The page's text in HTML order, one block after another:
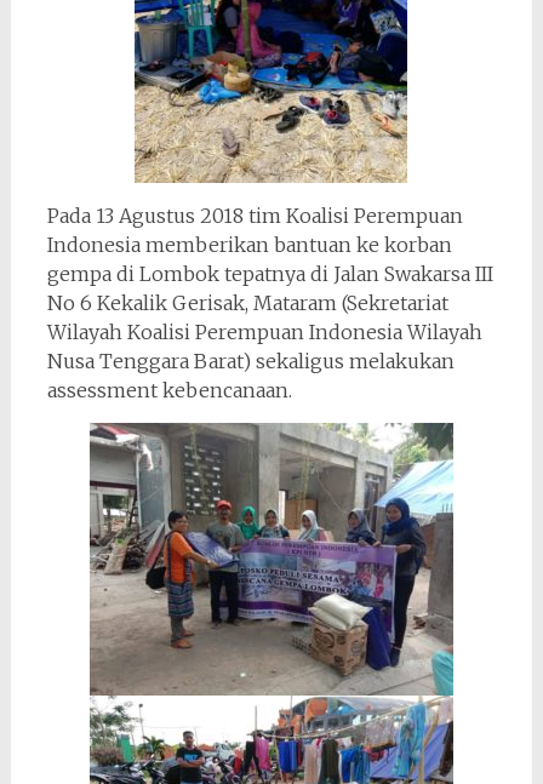
Pada 13 Agustus 2018 tim Koalisi Perempuan
Indonesia memberikan bantuan ke korban
gempa di Lombok tepatnya di Jalan Swakarsa III
No 6 Kekalik Gerisak, Mataram (Sekretariat
Wilayah Koalisi Perempuan Indonesia Wilayah
Nusa Tenggara Barat) sekaligus melakukan
assessment kebencanaan.